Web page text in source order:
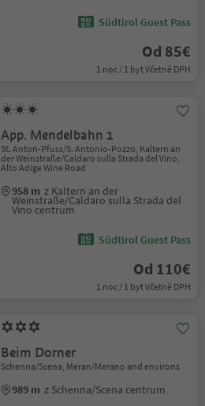
Südtirol Guest Pass
Od 85€
1 noc / 1 byt Včetně DPH
App. Mendelbahn 1
St. Anton-Pfuss/S. Antonio-Pozzo, Kaltern an
der Weinstraße/Caldaro sulla Strada del Vino,
Alto Adige Wine Road
958 m z Kaltern an der
Weinstraße/Caldaro sulla Strada del
Vino centrum
Südtirol Guest Pass
Od 110€
1 noc / 1 byt Včetně DPH
Beim Dorner
Schenna/Scena, Meran/Merano and environs
989 m z Schenna/Scena centrum